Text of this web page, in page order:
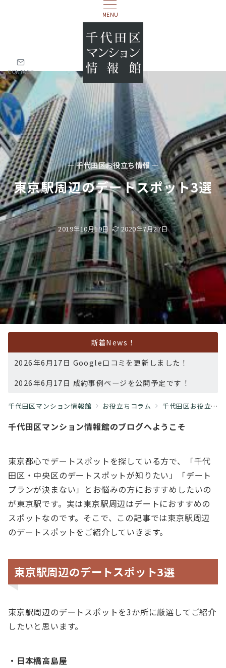
MENU
CONTACT
— 千代田区お役立ち情報 —
東京駅周辺のデートスポット3選
2019年10月19日 2020年7月27日
新着News！
2026年6月17日 Google口コミを更新しました！
2026年6月17日 成約事例ページを公開予定です！
千代田区マンション情報館 お役立ちコラム 千代田区お役立ち情報
千代田区マンション情報館のブログへようこそ
東京都心でデートスポットを探している方で、「千代
田区・中央区のデートスポットが知りたい」「デート
プランが決まない」とお悩みの方におすすめしたいの
が東京駅です。実は東京駅周辺はデートにおすすめの
スポットなのです。そこで、この記事では東京駅周辺
のデートスポットをご紹介していきます。
東京駅周辺のデートスポット3選
東京駅周辺のデートスポットを3か所に厳選してご紹介
したいと思います。
・日本橋高島屋